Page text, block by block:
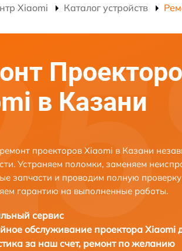
Xiaomi Каталог устройств
в Казани
проекторов Xiaomi в Казани
Устраняем поломки, заменяем
запчасти и проводим полную
гарантию на выполненные работы.
сервис
обслуживание проектора Xiaomi
за наш счет, ремонт по желанию